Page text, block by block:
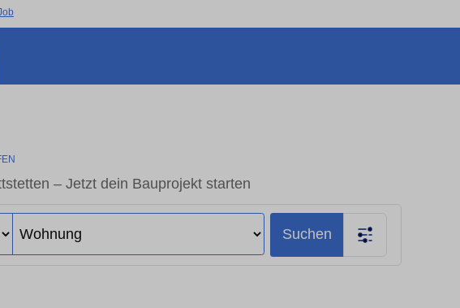
– Jetzt dein Bauprojekt starten
Suchen